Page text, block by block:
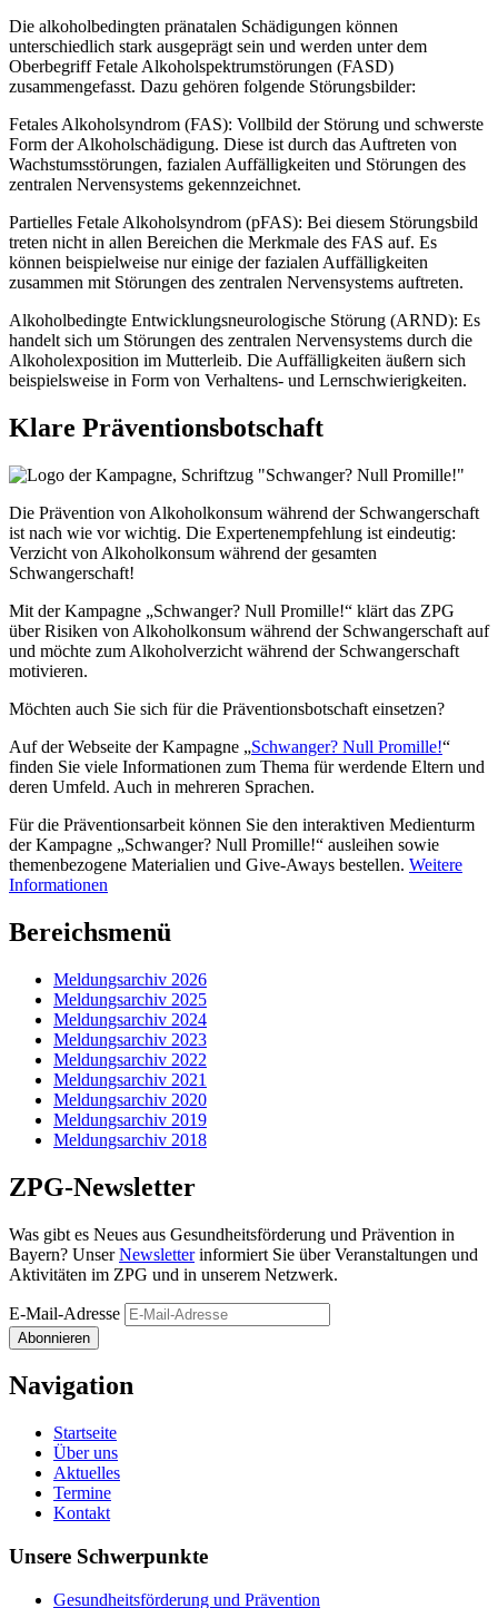
Die alkoholbedingten pränatalen Schädigungen können
unterschiedlich stark ausgeprägt sein und werden unter dem
Oberbegriff Fetale Alkoholspektrumstörungen (FASD)
zusammengefasst. Dazu gehören folgende Störungsbilder:
Fetales Alkoholsyndrom (FAS): Vollbild der Störung und schwerste
Form der Alkoholschädigung. Diese ist durch das Auftreten von
Wachstumsstörungen, fazialen Auffälligkeiten und Störungen des
zentralen Nervensystems gekennzeichnet.
Partielles Fetale Alkoholsyndrom (pFAS): Bei diesem Störungsbild
treten nicht in allen Bereichen die Merkmale des FAS auf. Es
können beispielweise nur einige der fazialen Auffälligkeiten
zusammen mit Störungen des zentralen Nervensystems auftreten.
Alkoholbedingte Entwicklungsneurologische Störung (ARND): Es
handelt sich um Störungen des zentralen Nervensystems durch die
Alkoholexposition im Mutterleib. Die Auffälligkeiten äußern sich
beispielsweise in Form von Verhaltens- und Lernschwierigkeiten.
Klare Präventionsbotschaft
Die Prävention von Alkoholkonsum während der Schwangerschaft
ist nach wie vor wichtig. Die Expertenempfehlung ist eindeutig:
Verzicht von Alkoholkonsum während der gesamten
Schwangerschaft!
Mit der Kampagne „Schwanger? Null Promille!“ klärt das ZPG
über Risiken von Alkoholkonsum während der Schwangerschaft auf
und möchte zum Alkoholverzicht während der Schwangerschaft
motivieren.
Möchten auch Sie sich für die Präventionsbotschaft einsetzen?
Auf der Webseite der Kampagne „Schwanger? Null Promille!“
finden Sie viele Informationen zum Thema für werdende Eltern und
deren Umfeld. Auch in mehreren Sprachen.
Für die Präventionsarbeit können Sie den interaktiven Medienturm
der Kampagne „Schwanger? Null Promille!“ ausleihen sowie
themenbezogene Materialien und Give-Aways bestellen. Weitere
Informationen
Bereichsmenü
Meldungsarchiv 2026
Meldungsarchiv 2025
Meldungsarchiv 2024
Meldungsarchiv 2023
Meldungsarchiv 2022
Meldungsarchiv 2021
Meldungsarchiv 2020
Meldungsarchiv 2019
Meldungsarchiv 2018
ZPG-Newsletter
Was gibt es Neues aus Gesundheits­förderung und Prävention in
Bayern? UnserNewsletterinformiert Sie über Veranstaltungen und
Aktivitäten im ZPG und in unserem Netzwerk.
E-Mail-Adresse
Abonnieren
Navigation
Startseite
Über uns
Aktuelles
Termine
Kontakt
Unsere Schwerpunkte
Gesundheitsförderung und Prävention